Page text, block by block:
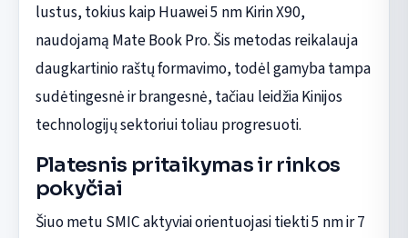
lustus, tokius kaip Huawei 5 nm Kirin X90,
naudojamą Mate Book Pro. Šis metodas reikalauja
daugkartinio raštų formavimo, todėl gamyba tampa
sudėtingesnė ir brangesnė, tačiau leidžia Kinijos
technologijų sektoriui toliau progresuoti.
Platesnis pritaikymas ir rinkos
pokyčiai
Šiuo metu SMIC aktyviai orientuojasi tiekti 5 nm ir 7